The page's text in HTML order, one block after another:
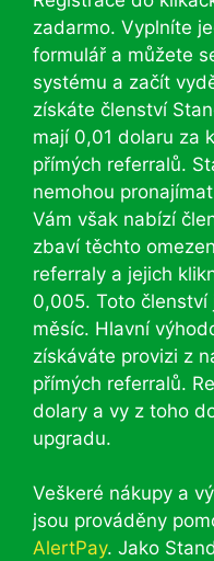
zadarmo. Vyplníte
formulář a můžete
systému a začít
získáte členství
mají 0,01 dolaru za
přímých referralů.
nemohou
Vám však nabízí
zbaví těchto
referraly a jejich
0,005. Toto členství
měsíc. Hlavní
získáváte provizi z
přímých referralů.
dolary a vy z toho
upgradu.
Veškeré nákupy a
jsou prováděny
AlertPay. Jako